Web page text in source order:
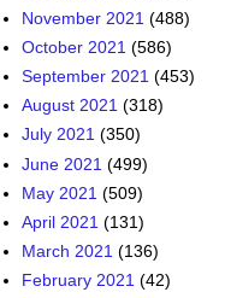
November 2021 (488)
October 2021 (586)
September 2021 (453)
August 2021 (318)
July 2021 (350)
June 2021 (499)
May 2021 (509)
April 2021 (131)
March 2021 (136)
February 2021 (42)